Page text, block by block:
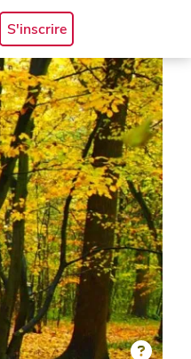
S'inscrire